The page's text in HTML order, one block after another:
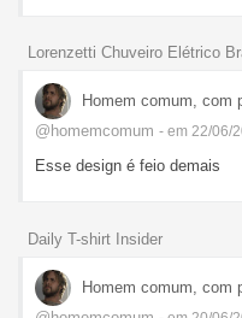
Lorenzetti Chuveiro Elétrico
Homem comum, com
@homemcomum - em 22/06/
Esse design é feio demais
Daily T-shirt Insider
Homem comum, com